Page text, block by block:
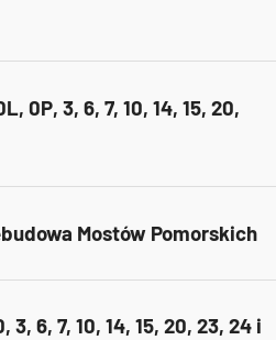
0P, 3, 6, 7, 10, 14, 15, 20,
Mostów Pomorskich
6, 7, 10, 14, 15, 20, 23, 24 i